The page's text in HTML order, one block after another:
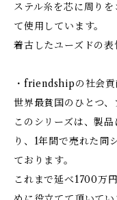
ステル糸を芯に周り
て使用しています。
着古したユーズドの表
・friendshipの社会貢
世界最貧国のひとつ
このシリーズは、製
り、1年間で売れた同
ております。
これまで延べ1700万